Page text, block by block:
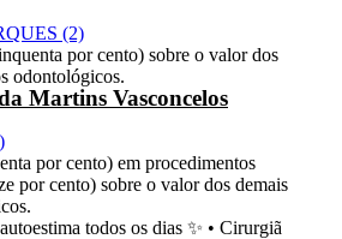
por cento) sobre o valor dos
odontológicos.
Martins Vasconcelos
por cento) em procedimentos
por cento) sobre o valor dos demais
todos os dias ✨ • Cirurgiã